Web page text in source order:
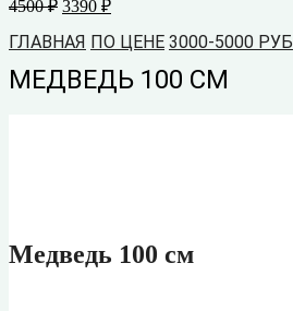
4500₽
составляла
3390 ₽
3390 ₽.
ГЛАВНАЯ ПО ЦЕНЕ 3000-5000 РУБ
МЕДВЕДЬ 100 СМ
Медведь 100 см